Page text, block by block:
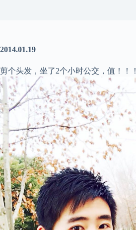
2014.01.19
剪个头发，坐了2个小时公交，值！！！